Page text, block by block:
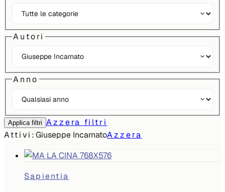
Autori
Anno
Applica filtri Azzera filtri
Attivi:Giuseppe IncarnatoAzzera
Sapientia